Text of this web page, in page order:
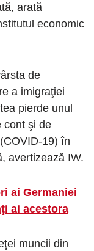
arată
economic
de
a imigraţiei
pierde unul
cont şi de
19) în
avertizează IW.
ai Germaniei
ai acestora
muncii din